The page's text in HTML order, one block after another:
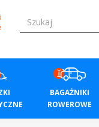
BAGAŻNIKI
ROWEROWE